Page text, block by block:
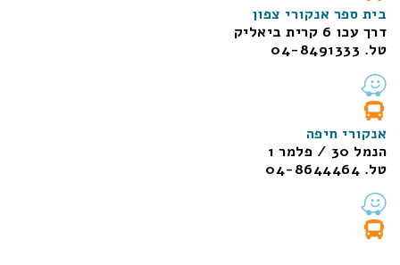
בית ספר אנקורי צפון
דרך עכו 6 קרית ביאליק
טל. 04-8491333
אנקורי חיפה
הנמל 30 / פלמר 1
טל. 04-8644464